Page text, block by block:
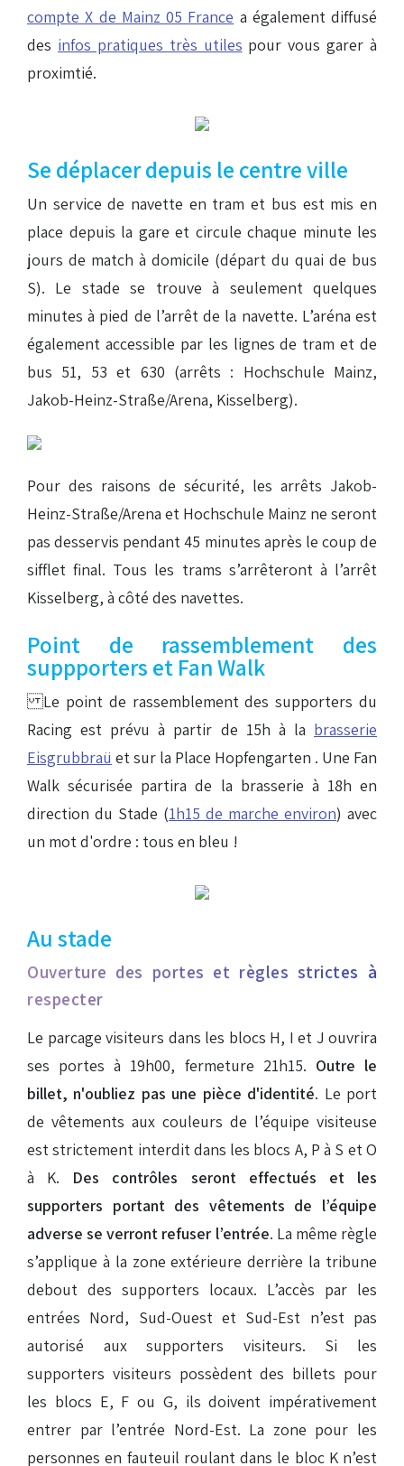
compte X de Mainz 05 France a également diffusé
des infos pratiques très utiles pour vous garer à
proximtié.
Se déplacer depuis le centre ville
Un service de navette en tram et bus est mis en
place depuis la gare et circule chaque minute les
jours de match à domicile (départ du quai de bus
S). Le stade se trouve à seulement quelques
minutes à pied de l’arrêt de la navette. L’aréna est
également accessible par les lignes de tram et de
bus 51, 53 et 630 (arrêts : Hochschule Mainz,
Jakob-Heinz-Straße/Arena, Kisselberg).
Pour des raisons de sécurité, les arrêts Jakob-
Heinz-Straße/Arena et Hochschule Mainz ne seront
pas desservis pendant 45 minutes après le coup de
sifflet final. Tous les trams s’arrêteront à l’arrêt
Kisselberg, à côté des navettes.
Point de rassemblement des
suppporters et Fan Walk
Le point de rassemblement des supporters du
Racing est prévu à partir de 15h à la brasserie
Eisgrubbraü et sur la Place Hopfengarten . Une Fan
Walk sécurisée partira de la brasserie à 18h en
direction du Stade (1h15 de marche environ) avec
un mot d'ordre : tous en bleu !
Au stade
Ouverture des portes et règles strictes à
respecter
Le parcage visiteurs dans les blocs H, I et J ouvrira
ses portes à 19h00, fermeture 21h15. Outre le
billet, n'oubliez pas une pièce d'identité. Le port
de vêtements aux couleurs de l’équipe visiteuse
est strictement interdit dans les blocs A, P à S et O
à K. Des contrôles seront effectués et les
supporters portant des vêtements de l’équipe
adverse se verront refuser l’entrée. La même règle
s’applique à la zone extérieure derrière la tribune
debout des supporters locaux. L’accès par les
entrées Nord, Sud-Ouest et Sud-Est n’est pas
autorisé aux supporters visiteurs. Si les
supporters visiteurs possèdent des billets pour
les blocs E, F ou G, ils doivent impérativement
entrer par l’entrée Nord-Est. La zone pour les
personnes en fauteuil roulant dans le bloc K n’est